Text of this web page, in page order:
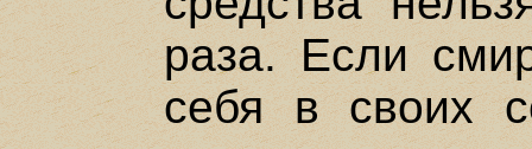
раза. Если
себя в своих